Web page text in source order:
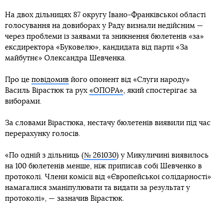
На двох дільницях 87 округу Івано-Франківської області
голосування на довиборах у Раду визнали недійсним —
через проблеми із заявами та зникнення бюлетенів «за»
ексдиректора «Буковелю», кандидата від партії «За
майбутнє» Олександра Шевченка.
Про це повідомив його опонент від «Слуги народу»
Василь Вірастюк та рух «ОПОРА», який спостерігає за
виборами.
За словами Вірастюка, нестачу бюлетенів виявили під час
перерахунку голосів.
«По одній з дільниць (№ 261030) у Микуличині виявилось
на 100 бюлетенів менше, ніж приписав собі Шевченко в
протоколі. Члени комісії від «Європейської солідарності»
намагалися зманіпулювати та видати за результат у
протоколі», — зазначив Вірастюк.